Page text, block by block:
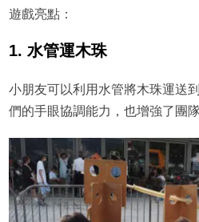
遊戲亮點：
1. 水管運木珠
小朋友可以利用水管將木珠運送
們的手眼協調能力，也增強了團隊